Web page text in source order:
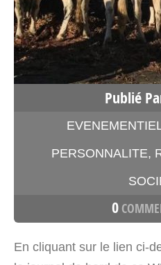
Publié
PERSONNALITE,
0
En cliquant sur le lien ci-